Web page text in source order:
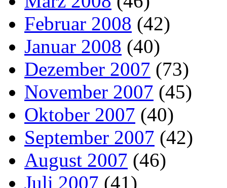
Februar 2008 (42)
Januar 2008 (40)
Dezember 2007 (73)
November 2007 (45)
Oktober 2007 (40)
September 2007 (42)
August 2007 (46)
Juli 2007 (41)